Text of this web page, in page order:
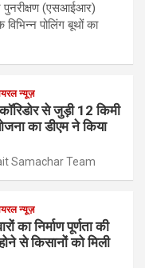
पुनरीक्षण (एसआईआर)
पोलिंग बूथों का
न्यूज़
से जुड़ी 12 किमी
का डीएम ने किया
Samachar Team
न्यूज़
का निर्माण पूर्णता की
से किसानों को मिली